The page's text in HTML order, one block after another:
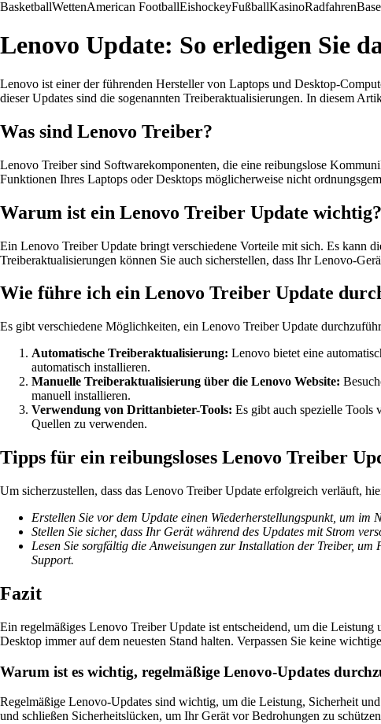
BasketballWettenAmerican FootballEishockeyFußballKasinoRadfahren
Lenovo Update: So erledigen Sie
Lenovo ist einer der führenden Hersteller von Laptops und Desktop-
dieser Updates sind die sogenannten Treiberaktualisierungen. In diesem
Was sind Lenovo Treiber?
Lenovo Treiber sind Softwarekomponenten, die eine reibungslose
Funktionen Ihres Laptops oder Desktops möglicherweise nicht
Warum ist ein Lenovo Treiber Update wichtig?
Ein Lenovo Treiber Update bringt verschiedene Vorteile mit sich. Es kann
Treiberaktualisierungen können Sie auch sicherstellen, dass Ihr Lenovo-
Wie führe ich ein Lenovo Treiber Update
Es gibt verschiedene Möglichkeiten, ein Lenovo Treiber Update
Automatische Treiberaktualisierung: Lenovo bietet eine
automatisch installieren.
Manuelle Treiberaktualisierung über die Lenovo Website:
manuell installieren.
Verwendung von Drittanbieter-Tools: Es gibt auch spezielle Tools
Quellen zu verwenden.
Tipps für ein reibungsloses Lenovo Treiber
Um sicherzustellen, dass das Lenovo Treiber Update erfolgreich verläuft,
Erstellen Sie vor dem Update einen Wiederherstellungspunkt, um
Stellen Sie sicher, dass Ihr Gerät während des Updates mit Strom
Lesen Sie sorgfältig die Anweisungen zur Installation der Treiber,
Support.
Fazit
Ein regelmäßiges Lenovo Treiber Update ist entscheidend, um die
Desktop immer auf dem neuesten Stand halten. Verpassen Sie keine
Warum ist es wichtig, regelmäßige Lenovo-Updates
Regelmäßige Lenovo-Updates sind wichtig, um die Leistung, Sicherheit
und schließen Sicherheitslücken, um Ihr Gerät vor Bedrohungen zu